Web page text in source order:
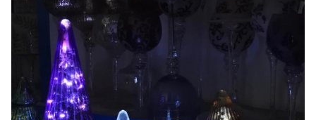
coklat. paket aman normal.
MOQ 2400 set
Waktu
Pelaksanaan
45 hari